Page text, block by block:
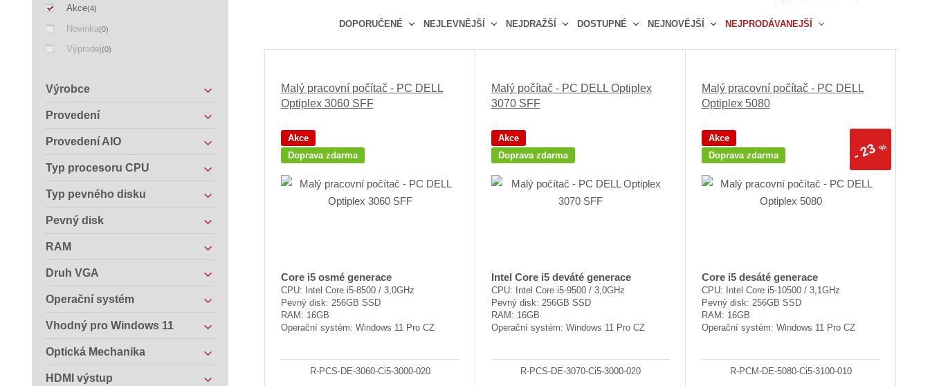
DOPORUČENÉ NEJLEVNĚJŠÍ NEJDRAŽŠÍ DOSTUPNÉ NEJNOVĚJŠÍ NEJPRODÁVANEJŠÍ
e
d
u
r
o
p
i
b
o
p
i
ý
s
Malý pracovní počítač - PC DELL
Optiplex 3060 SFF
Akce
Doprava zdarma
Core i5 osmé generace
CPU: Intel Core i5-8500 / 3,0GHz
Pevný disk: 256GB SSD
RAM: 16GB
Operační systém: Windows 11 Pro CZ
R-PCS-DE-3060-Ci5-3000-020
Malý počítač - PC DELL Optiplex
3070 SFF
Akce
Doprava zdarma
Intel Core i5 deváté generace
CPU: Intel Core i5-9500 / 3,0GHz
Pevný disk: 256GB SSD
RAM: 16GB
Operační systém: Windows 11 Pro CZ
R-PCS-DE-3070-Ci5-3000-020
Malý pracovní počítač - PC DELL
Optiplex 5080
-
23%
Akce
Doprava zdarma
Core i5 desáté generace
CPU: Intel Core i5-10500 / 3,1GHz
Pevný disk: 256GB SSD
RAM: 16GB
Operační systém: Windows 11 Pro CZ
R-PCM-DE-5080-Ci5-3100-010
Akce(4)
Novinka(0)
Výprodej(0)
Výrobce
Provedení
Provedení AIO
Typ procesoru CPU
Typ pevného disku
Pevný disk
RAM
Druh VGA
Operační systém
Vhodný pro Windows 11
Optická Mechanika
HDMI výstup